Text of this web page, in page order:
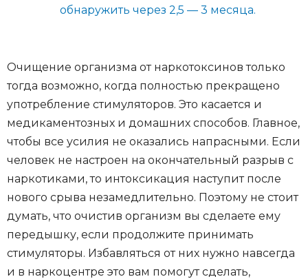
обнаружить через 2,5 — 3 месяца.
Очищение организма от наркотоксинов только
тогда возможно, когда полностью прекращено
употребление стимуляторов. Это касается и
медикаментозных и домашних способов. Главное,
чтобы все усилия не оказались напрасными. Если
человек не настроен на окончательный разрыв с
наркотиками, то интоксикация наступит после
нового срыва незамедлительно. Поэтому не стоит
думать, что очистив организм вы сделаете ему
передышку, если продолжите принимать
стимуляторы. Избавляться от них нужно навсегда
и в наркоцентре это вам помогут сделать,